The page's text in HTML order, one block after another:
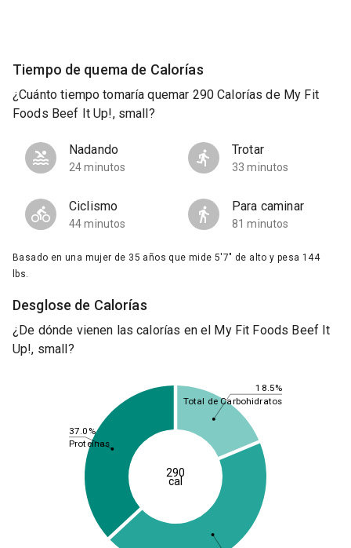
Tiempo de quema de Calorías
¿Cuánto tiempo tomaría quemar 290 Calorías de My Fit
Foods Beef It Up!, small?
Nadando
24 minutos
Trotar
33 minutos
Ciclismo
44 minutos
Para caminar
81 minutos
Basado en una mujer de 35 años que mide 5'7" de alto y pesa 144
lbs.
Desglose de Calorías
¿De dónde vienen las calorías en el My Fit Foods Beef It
Up!, small?
18.5%
37.0%
Total de Carbohidratos
Proteínas
290
cal